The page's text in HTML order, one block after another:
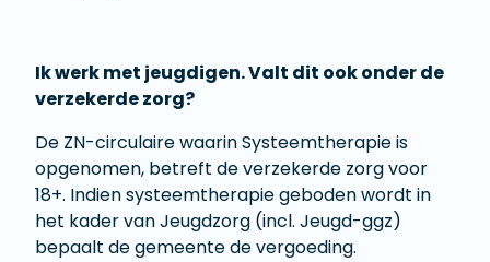
Ik werk met jeugdigen. Valt dit ook onder de
verzekerde zorg?
De ZN-circulaire waarin Systeemtherapie is
opgenomen, betreft de verzekerde zorg voor
18+. Indien systeemtherapie geboden wordt in
het kader van Jeugdzorg (incl. Jeugd-ggz)
bepaalt de gemeente de vergoeding.